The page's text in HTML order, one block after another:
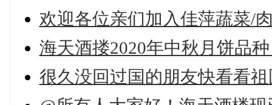
欢迎各位亲们加入佳萍蔬菜/
海天酒搂2020年中秋月饼品
很久没回过国的朋友快看看